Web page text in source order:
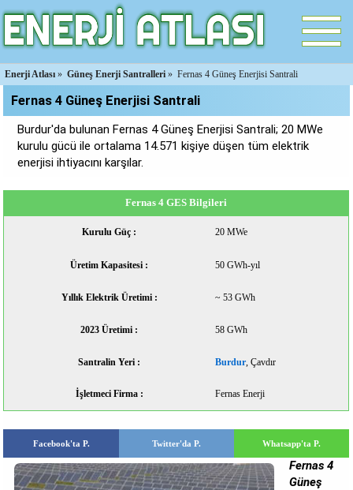
Enerji Atlası » Güneş Enerji Santralleri » Fernas 4 Güneş Enerjisi Santrali
Fernas 4 Güneş Enerjisi Santrali
Burdur'da bulunan Fernas 4 Güneş Enerjisi Santrali; 20 MWe
kurulu gücü ile ortalama 14.571 kişiye düşen tüm elektrik
enerjisi ihtiyacını karşılar.
Fernas 4 GES Bilgileri
Kurulu Güç : 20 MWe
Üretim Kapasitesi : 50 GWh-yıl
Yıllık Elektrik Üretimi : ~ 53 GWh
2023 Üretimi : 58 GWh
Santralin Yeri : Burdur, Çavdır
İşletmeci Firma : Fernas Enerji
Facebook'ta P. Twitter'da P. Whatsapp'ta P.
Fernas 4
Güneş